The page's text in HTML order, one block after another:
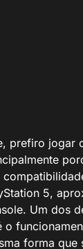
prefiro jogar
5,
Um dos
o
forma que